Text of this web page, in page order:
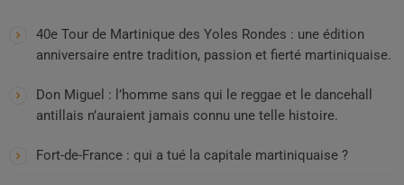
40e Tour de Martinique des Yoles Rondes : une édition
anniversaire entre tradition, passion et fierté martiniquaise.
Don Miguel : l’homme sans qui le reggae et le dancehall
antillais n’auraient jamais connu une telle histoire.
Fort-de-France : qui a tué la capitale martiniquaise ?